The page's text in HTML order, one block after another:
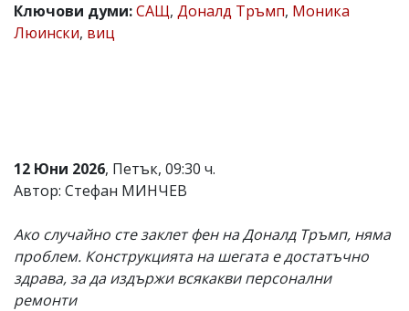
Коментарите
под
не
носи
отговорност
тях!
откриете
обиден
за
Ключови думи:САЩ, Доналд Тръмп, Моника
Люински, виц
12 Юни 2026, Петък, 09:30 ч.
Автор: Стефан МИНЧЕВ
Ако случайно сте заклет фен на Доналд Тръмп, няма
проблем. Конструкцията на шегата е достатъчно
здрава, за да издържи всякакви персонални
ремонти